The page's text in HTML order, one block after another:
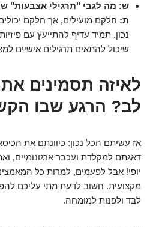
ש: מה לגבי "תרגילי אצבעות"
ת: חלקם מועילים, אך חלקם
נכון. תמיד עדיף להתייעץ עם
שיכול להתאים תרגילים אישיים
לאיזה תסמינים
לב? הרגע שבו
אז עשיתם הכל נכון: כיוונתם את
דאגתם למקלדת ועכבר ארגונומיים,
יופי! אבל לפעמים, למרות כל
מקצועית. חשוב לדעת מתי עליכם
לבד ולפנות למומחה.